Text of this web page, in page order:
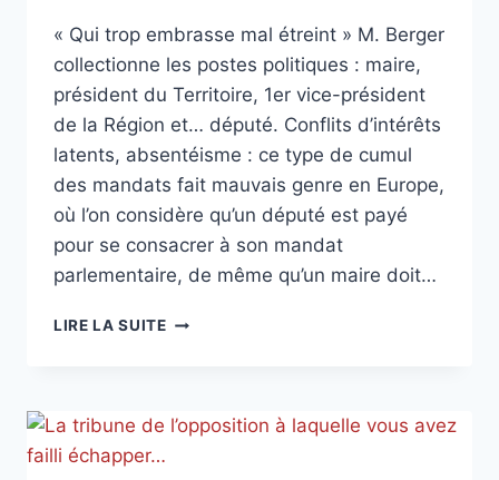
« Qui trop embrasse mal étreint » M. Berger
collectionne les postes politiques : maire,
président du Territoire, 1er vice-président
de la Région et… député. Conflits d’intérêts
latents, absentéisme : ce type de cumul
des mandats fait mauvais genre en Europe,
où l’on considère qu’un député est payé
pour se consacrer à son mandat
parlementaire, de même qu’un maire doit…
LIRE LA SUITETRIBUNE